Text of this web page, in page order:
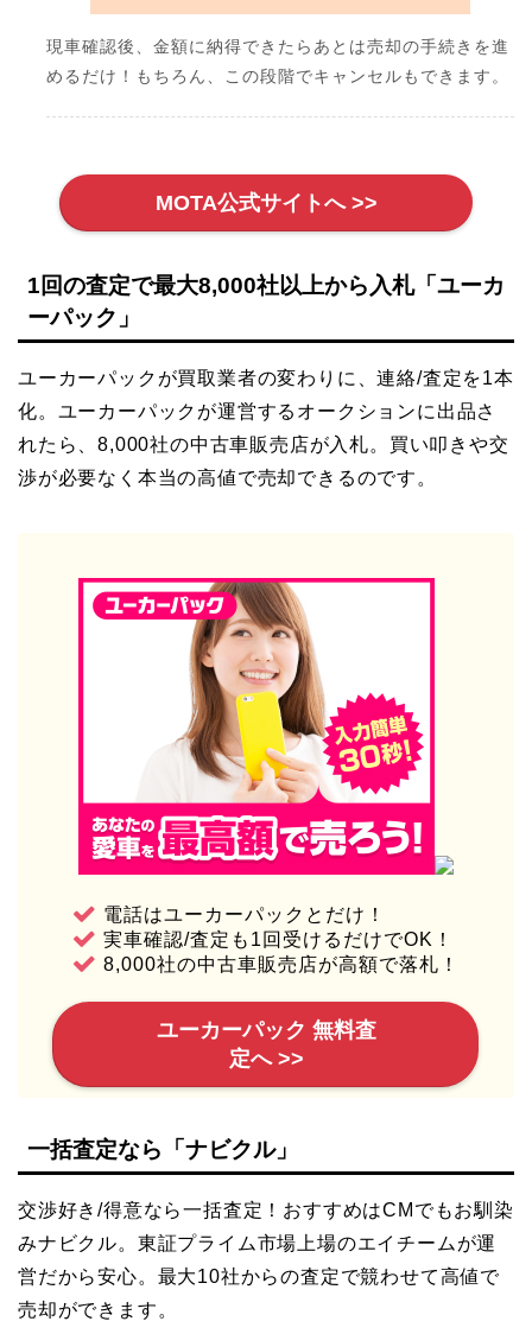
現車確認後、金額に納得できたらあとは売却の手続きを進
めるだけ！もちろん、この段階でキャンセルもできます。
MOTA公式サイトへ >>
1回の査定で最大8,000社以上から入札「ユーカ
ーパック」
ユーカーパックが買取業者の変わりに、連絡/査定を1本
化。ユーカーパックが運営するオークションに出品さ
れたら、8,000社の中古車販売店が入札。買い叩きや交
渉が必要なく本当の高値で売却できるのです。
電話はユーカーパックとだけ！
実車確認/査定も1回受けるだけでOK！
8,000社の中古車販売店が高額で落札！
ユーカーパック 無料査
定へ >>
一括査定なら「ナビクル」
交渉好き/得意なら一括査定！おすすめはCMでもお馴染
みナビクル。東証プライム市場上場のエイチームが運
営だから安心。最大10社からの査定で競わせて高値で
売却ができます。